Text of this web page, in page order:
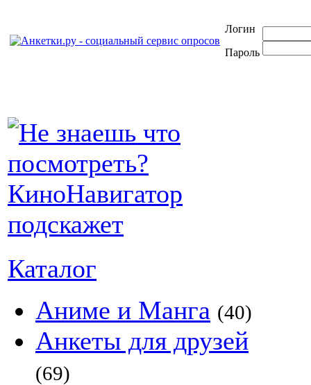
Логин
Пароль
Каталог
Аниме и Манга (40)
Анкеты для друзей
(69)